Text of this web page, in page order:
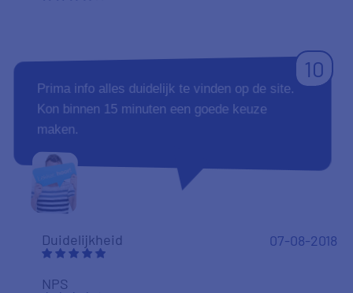
10
Prima info alles duidelijk te vinden op de site.
Kon binnen 15 minuten een goede keuze
maken.
Duidelijkheid
NPS
07-08-2018